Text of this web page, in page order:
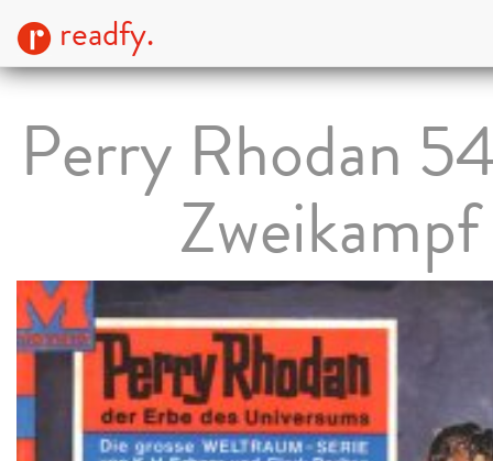
readfy.
Perry Rhodan
Zweikampf